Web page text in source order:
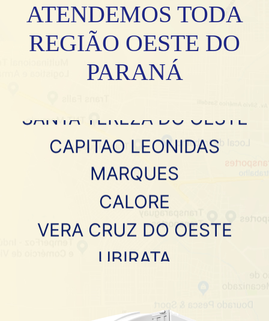
ATENDEMOS TODA
REGIÃO OESTE DO
PARANÁ
MISSAL
ÁGUA BOA
FLORIANO
CAPITAO LEONIDAS
MARQUES
CALORE
VERA CRUZ DO OESTE
UBIRATA
LINDOESTE